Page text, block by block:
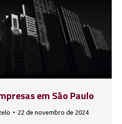
em São Paulo
22 de novembro de 2024